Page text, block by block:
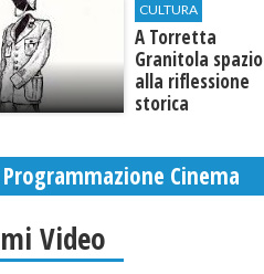
CULTURA
​A Torretta
Granitola spazio
alla riflessione
storica
Programmazione Cinema
Video